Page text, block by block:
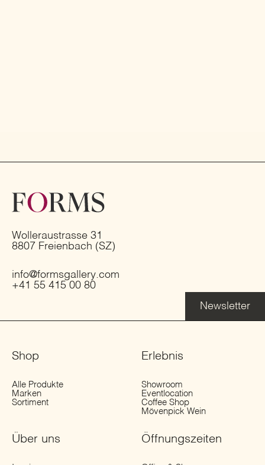
Wolleraustrasse 31
8807 Freienbach (SZ)
info@formsgallery.com
+41 55 415 00 80
Newsletter
Shop
Alle Produkte
Marken
Sortiment
Erlebnis
Showroom
Eventlocation
Coffee Shop
Mövenpick Wein
Über uns Öffnungs­zeiten